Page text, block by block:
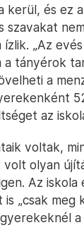
és ez
szavakat
„Az
tányérok
a
az
voltak,
volt olyan
Az
„csak meg